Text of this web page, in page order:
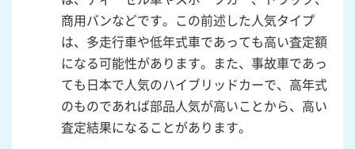
商用バンなどです。この前述した人気タイプ
は、多走行車や低年式車であっても高い査定額
になる可能性があります。また、事故車であっ
ても日本で人気のハイブリッドカーで、高年式
のものであれば部品人気が高いことから、高い
査定結果になることがあります。